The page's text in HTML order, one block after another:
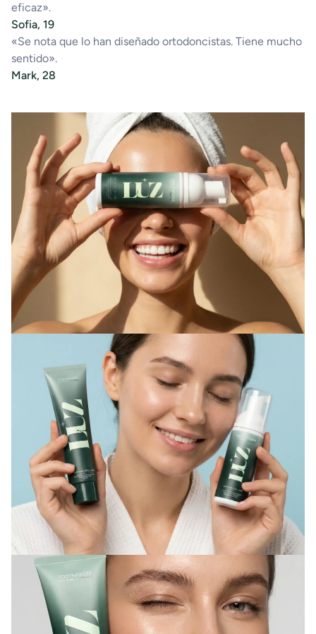
eficaz».
Sofia, 19
«Se nota que lo han diseñado ortodoncistas. Tiene mucho
sentido».
Mark, 28